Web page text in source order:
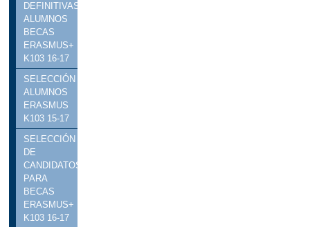
DEFINITIVAS
ALUMNOS
BECAS
ERASMUS+
K103 16-17
SELECCIÓN
ALUMNOS
ERASMUS
K103 15-17
SELECCIÓN
DE
CANDIDATOS
PARA
BECAS
ERASMUS+
K103 16-17